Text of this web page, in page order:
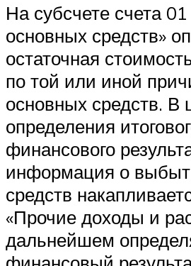
На субсчете счета
основных средств»
остаточная
по той или иной
основных средств. В
определения
финансового
информация о
средств
«Прочие доходы и
дальнейшем